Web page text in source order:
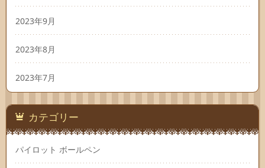
2023年9月
2023年8月
2023年7月
カテゴリー
パイロット ボールペン